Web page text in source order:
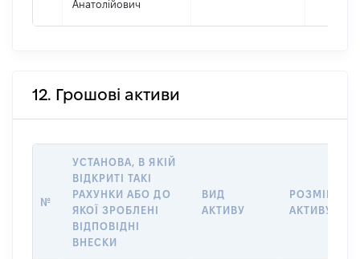
Анатолійович
12. Грошові активи
№
УСТАНОВА, В ЯКІЙ
ВІДКРИТІ ТАКІ
РАХУНКИ АБО ДО
ЯКОЇ ЗРОБЛЕНІ
ВІДПОВІДНІ
ВНЕСКИ
ВИД
АКТИВУ
РОЗМІР
АКТИВУ